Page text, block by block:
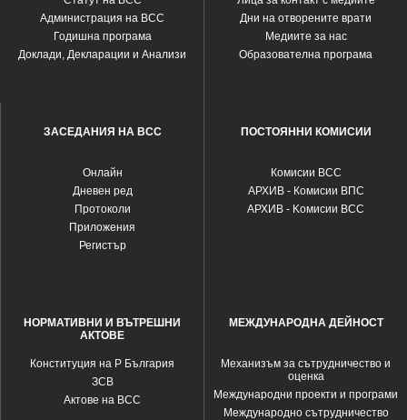
Администрация на ВСС
Годишна програма
Доклади, Декларации и Анализи
Дни на отворените врати
Медиите за нас
Образователна програма
ЗАСЕДАНИЯ НА ВСС
Oнлайн
Дневен ред
Протоколи
Приложения
Регистър
ПОСТОЯННИ КОМИСИИ
Комисии ВСС
АРХИВ - Комисии ВПС
АРХИВ - Kомисии ВСС
НОРМАТИВНИ И ВЪТРЕШНИ
АКТОВЕ
Конституция на Р България
ЗСВ
Актове на ВСС
МЕЖДУНАРОДНА ДЕЙНОСТ
Механизъм за сътрудничество и
оценка
Международни проекти и програми
Международно сътрудничество